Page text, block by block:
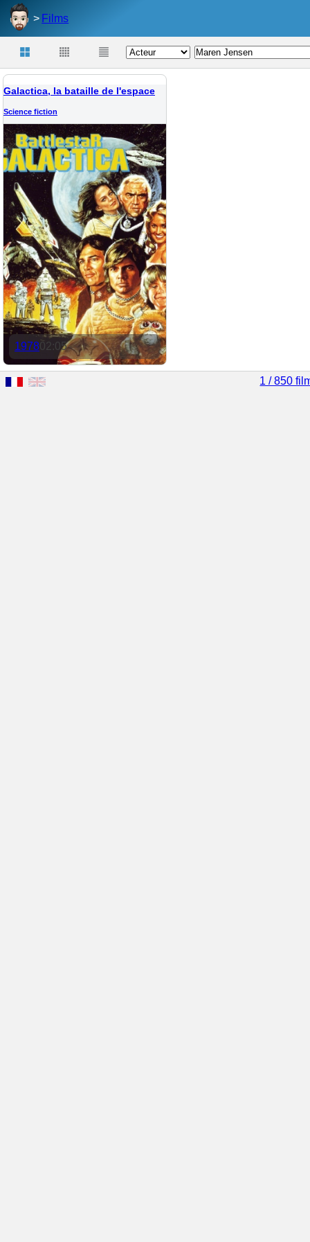
Films
Galactica, la bataille de l'espace
Science fiction
197802:05
1 / 850